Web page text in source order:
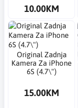
10.00KM
Original Zadnja
Kamera Za iPhone
6S (4.7\")
15.00KM